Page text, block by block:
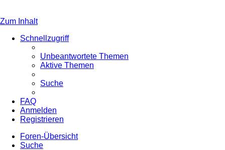
Zum Inhalt
Schnellzugriff
Unbeantwortete Themen
Aktive Themen
Suche
FAQ
Anmelden
Registrieren
Foren-Übersicht
Suche